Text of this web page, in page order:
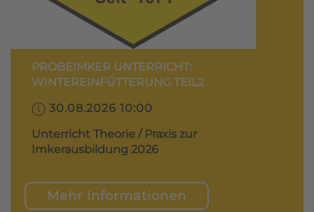
PROBEIMKER UNTERRICHT:
WINTEREINFÜTTERUNG TEIL2
30.08.2026 10:00
Unterricht Theorie / Praxis zur
Imkerausbildung 2026
Mehr Informationen